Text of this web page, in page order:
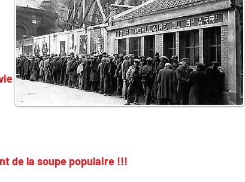
de la soupe populaire !!!